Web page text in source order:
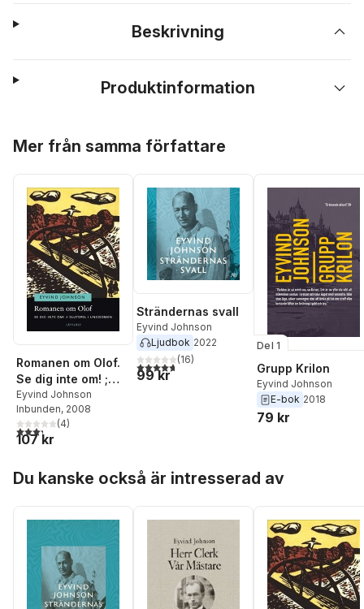
Beskrivning
Produktinformation
Mer från samma författare
Romanen om Olof.
Se dig inte om! ;
Slutspel i
ungdomen (lättläst)
Eyvind Johnson
Inbunden, 2008
3,3utav 5 stjärnor. Totalt antal röster:
(4)
107 kr
Strändernas svall
Eyvind Johnson
Ljudbok 2022
4,7utav 5 stjärnor. Totalt antal röster:
(16)
99 kr
Del 1
Grupp Krilon
Eyvind Johnson
E-bok 2018
79 kr
Du kanske också är intresserad av